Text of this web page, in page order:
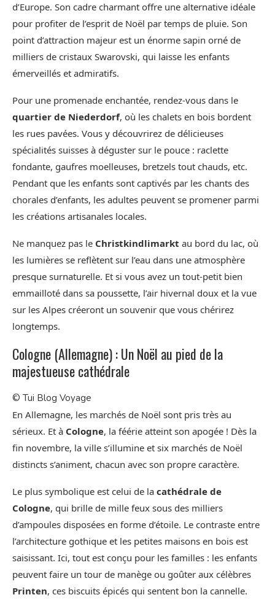
d’Europe. Son cadre charmant offre une alternative idéale
pour profiter de l’esprit de Noël par temps de pluie. Son
point d’attraction majeur est un énorme sapin orné de
milliers de cristaux Swarovski, qui laisse les enfants
émerveillés et admiratifs.
Pour une promenade enchantée, rendez-vous dans le
quartier de Niederdorf, où les chalets en bois bordent
les rues pavées. Vous y découvrirez de délicieuses
spécialités suisses à déguster sur le pouce : raclette
fondante, gaufres moelleuses, bretzels tout chauds, etc.
Pendant que les enfants sont captivés par les chants des
chorales d’enfants, les adultes peuvent se promener parmi
les créations artisanales locales.
Ne manquez pas le Christkindlimarkt au bord du lac, où
les lumières se reflètent sur l’eau dans une atmosphère
presque surnaturelle. Et si vous avez un tout-petit bien
emmailloté dans sa poussette, l’air hivernal doux et la vue
sur les Alpes créeront un souvenir que vous chérirez
longtemps.
Cologne (Allemagne) : Un Noël au pied de la
majestueuse cathédrale
© Tui Blog Voyage
En Allemagne, les marchés de Noël sont pris très au
sérieux. Et à Cologne, la féérie atteint son apogée ! Dès la
fin novembre, la ville s’illumine et six marchés de Noël
distincts s’animent, chacun avec son propre caractère.
Le plus symbolique est celui de la cathédrale de
Cologne, qui brille de mille feux sous des milliers
d’ampoules disposées en forme d’étoile. Le contraste entre
l’architecture gothique et les petites maisons en bois est
saisissant. Ici, tout est conçu pour les familles : les enfants
peuvent faire un tour de manège ou goûter aux célèbres
Printen, ces biscuits épicés qui sentent bon la cannelle.